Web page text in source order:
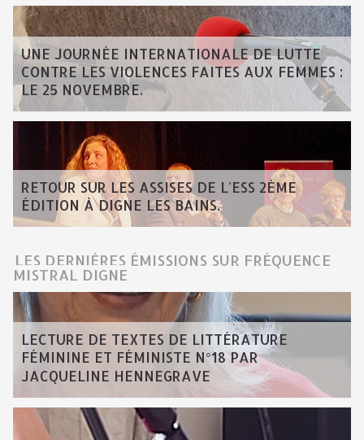
UNE JOURNÉE INTERNATIONALE DE LUTTE
CONTRE LES VIOLENCES FAITES AUX FEMMES :
LE 25 NOVEMBRE.
RETOUR SUR LES ASSISES DE L'ESS 2ÈME
ÉDITION À DIGNE LES BAINS.
LES DERNIÈRES ÉMISSIONS SUR FRÉQUENCE
MISTRAL DIGNE
LECTURE DE TEXTES DE LITTÉRATURE
FÉMININE ET FÉMINISTE N°18 PAR
JACQUELINE HENNEGRAVE